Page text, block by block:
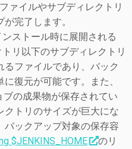
ァイルやサブディレクトリ
完了します。
ストール時に展開される
リ以下のサブディレクトリ
ファイルであり、バック
復元が可能です。また、
の成果物が保存されてい
クトリのサイズが巨大にな
バックアップ対象の保存容
$JENKINS_HOME
のリ